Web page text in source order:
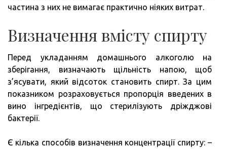
частина з них не вимагає практично ніяких витрат.
Визначення вмісту спирту
Перед укладанням домашнього алкоголю на
зберігання, визначають щільність напою, щоб
з’ясувати, який відсоток становить спирт. За цим
показником розраховується пропорція введених в
вино інгредієнтів, що стерилізують дріжджові
бактерії.
Є кілька способів визначення концентрації спирту: –